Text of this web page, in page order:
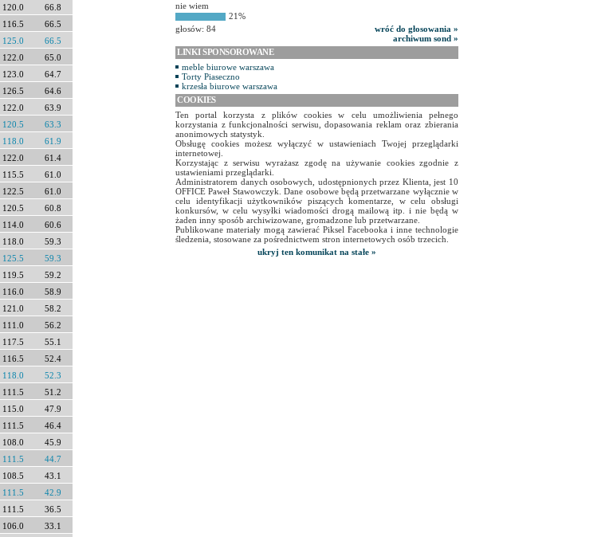
120.0
66.8
116.5
66.5
125.0
66.5
122.0
65.0
123.0
64.7
126.5
64.6
122.0
63.9
120.5
63.3
118.0
61.9
122.0
61.4
115.5
61.0
122.5
61.0
120.5
60.8
114.0
60.6
118.0
59.3
125.5
59.3
119.5
59.2
116.0
58.9
121.0
58.2
111.0
56.2
117.5
55.1
116.5
52.4
118.0
52.3
111.5
51.2
115.0
47.9
111.5
46.4
108.0
45.9
111.5
44.7
108.5
43.1
111.5
42.9
111.5
36.5
106.0
33.1
nie wiem
21%
głosów: 84
wróć do głosowania »
archiwum sond »
LINKI SPONSOROWANE
meble biurowe warszawa
Torty Piaseczno
krzesła biurowe warszawa
COOKIES
Ten portal korzysta z plików cookies w celu umożliwienia pełnego
korzystania z funkcjonalności serwisu, dopasowania reklam oraz zbierania
anonimowych statystyk.
Obsługę cookies możesz wyłączyć w ustawieniach Twojej przeglądarki
internetowej.
Korzystając z serwisu wyrażasz zgodę na używanie cookies zgodnie z
ustawieniami przeglądarki.
Administratorem danych osobowych, udostępnionych przez Klienta, jest 10
OFFICE Paweł Stawowczyk. Dane osobowe będą przetwarzane wyłącznie w
celu identyfikacji użytkowników piszących komentarze, w celu obsługi
konkursów, w celu wysyłki wiadomości drogą mailową itp. i nie będą w
żaden inny sposób archiwizowane, gromadzone lub przetwarzane.
Publikowane materiały mogą zawierać Piksel Facebooka i inne technologie
śledzenia, stosowane za pośrednictwem stron internetowych osób trzecich.
ukryj ten komunikat na stałe »